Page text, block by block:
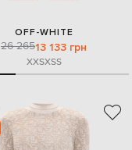
OFF-WHITE
26 26513 133 грн
XXSXSS